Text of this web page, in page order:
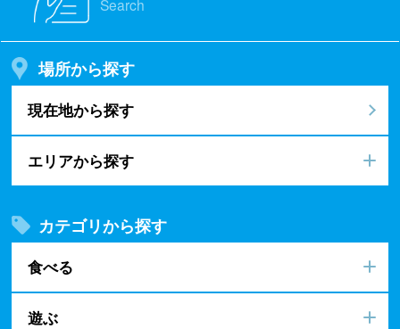
Search
場所から探す
現在地から探す
エリアから探す
カテゴリから探す
食べる
遊ぶ